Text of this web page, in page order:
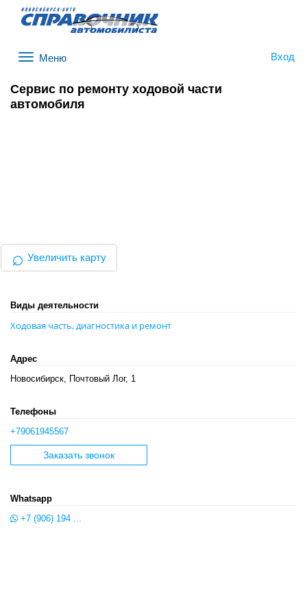
Вход
Сервис по ремонту ходовой части
автомобиля
⌕ Увеличить карту
Виды деятельности
Ходовая часть, диагностика и ремонт
Адрес
Новосибирск, Почтовый Лог, 1
Телефоны
+79061945567
Заказать звонок
Whatsapp
+7 (906) 194 ...